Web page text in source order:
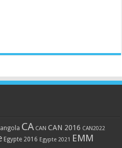
angola CA CAN CAN 2016 CAN2022
Egypte 2016 Egypte 2021 EMM